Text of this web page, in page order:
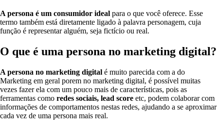
A persona é um consumidor ideal para o que você oferece. Esse
termo também está diretamente ligado à palavra personagem, cuja
função é representar alguém, seja fictício ou real.
O que é uma persona no marketing digital?
A persona no marketing digital é muito parecida com a do
Marketing em geral porem no marketing digital, é possível muitas
vezes fazer ela com um pouco mais de características, pois as
ferramentas como redes sociais, lead score etc, podem colaborar com
informações de comportamentos nestas redes, ajudando a se aproximar
cada vez de uma persona mais real.